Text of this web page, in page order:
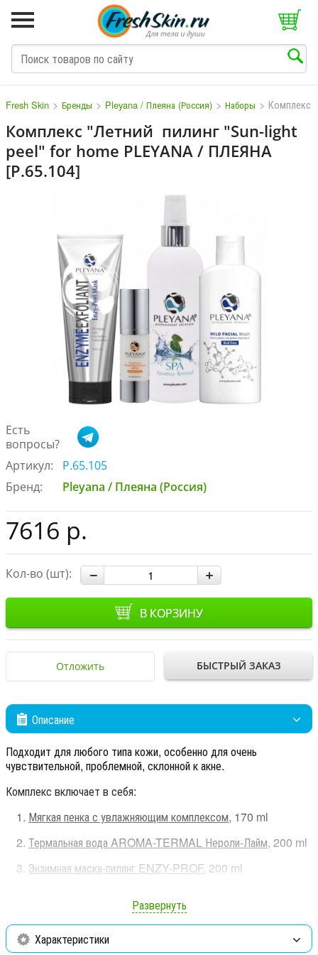
Fresh Skin > Бренды > Pleyana / Плеяна (Россия) > Наборы > Комплекс
Комплекс "Летний пилинг "Sun-light
peel" for home PLEYANA / ПЛЕЯНА
[P.65.104]
Есть
вопросы?
Артикул:
P.65.105
Бренд:
Pleyana / Плеяна (Россия)
7616 р.
Кол-во (шт):
В КОРЗИНУ
Отложить БЫСТРЫЙ ЗАКАЗ
Описание
Подходит для любого типа кожи, особенно для очень
чувствительной, проблемной, склонной к акне.
Комплекс включает в себя:
Мягкая пенка с увлажняющим комплексом, 170 ml
Термальная вода AROMA-TERMAL Нероли-Лайм, 200 ml
Энзимная маска-пилинг ENZY-PROF, 200 ml
Развернуть
Характеристики
M N O